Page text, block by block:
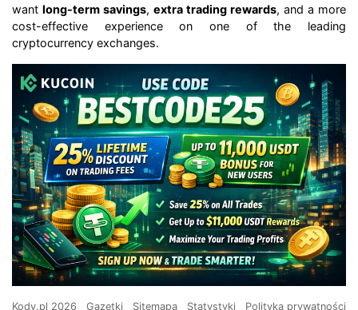
want long-term savings, extra trading rewards, and a more
cost-effective experience on one of the leading
cryptocurrency exchanges.
Kody.pl 2026 Gazetki Sitemapa Statystyki Polityka prywatności